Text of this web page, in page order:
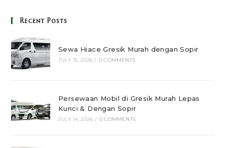
Recent Posts
Sewa Hiace Gresik Murah dengan Sopir
JULY 15, 2026 / 0 COMMENTS
Persewaan Mobil di Gresik Murah Lepas
Kunci & Dengan Sopir
JULY 14, 2026 / 0 COMMENTS